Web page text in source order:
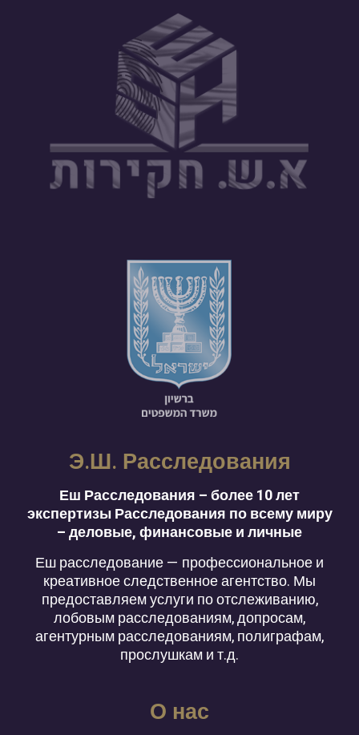
Э.Ш. Расследования
Еш Расследования – более 10 лет
экспертизы Расследования по всему миру
– деловые, финансовые и личные
Еш расследование — профессиональное и
креативное следственное агентство. Мы
предоставляем услуги по отслеживанию,
лобовым расследованиям, допросам,
агентурным расследованиям, полиграфам,
прослушкам и т.д.
О нас